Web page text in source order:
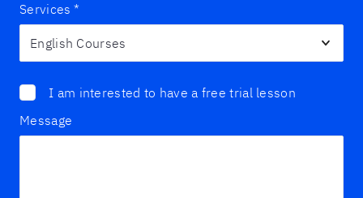
Services *
I am interested to have a free trial lesson
Message